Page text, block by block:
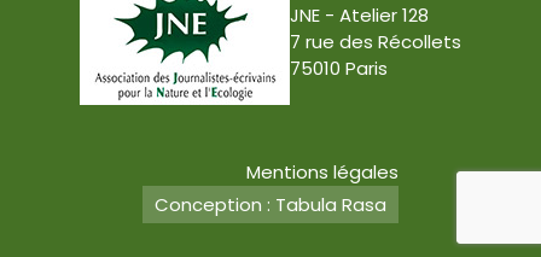
JNE - Atelier 128
7 rue des Récollets
75010 Paris
Mentions légales
Conception : Tabula Rasa